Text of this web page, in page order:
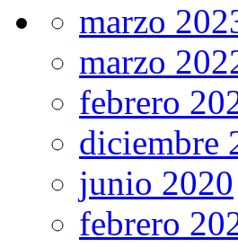
marzo
marzo
febrero
diciembre
junio 2020
febrero